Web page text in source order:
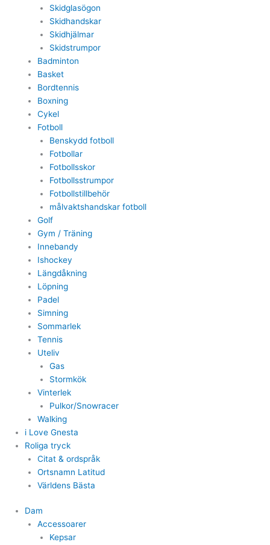
Skidglasögon
Skidhandskar
Skidhjälmar
Skidstrumpor
Badminton
Basket
Bordtennis
Boxning
Cykel
Fotboll
Benskydd fotboll
Fotbollar
Fotbollsskor
Fotbollsstrumpor
Fotbollstillbehör
målvaktshandskar fotboll
Golf
Gym / Träning
Innebandy
Ishockey
Längdåkning
Löpning
Padel
Simning
Sommarlek
Tennis
Uteliv
Gas
Stormkök
Vinterlek
Pulkor/Snowracer
Walking
i Love Gnesta
Roliga tryck
Citat & ordspråk
Ortsnamn Latitud
Världens Bästa
Dam
Accessoarer
Kepsar